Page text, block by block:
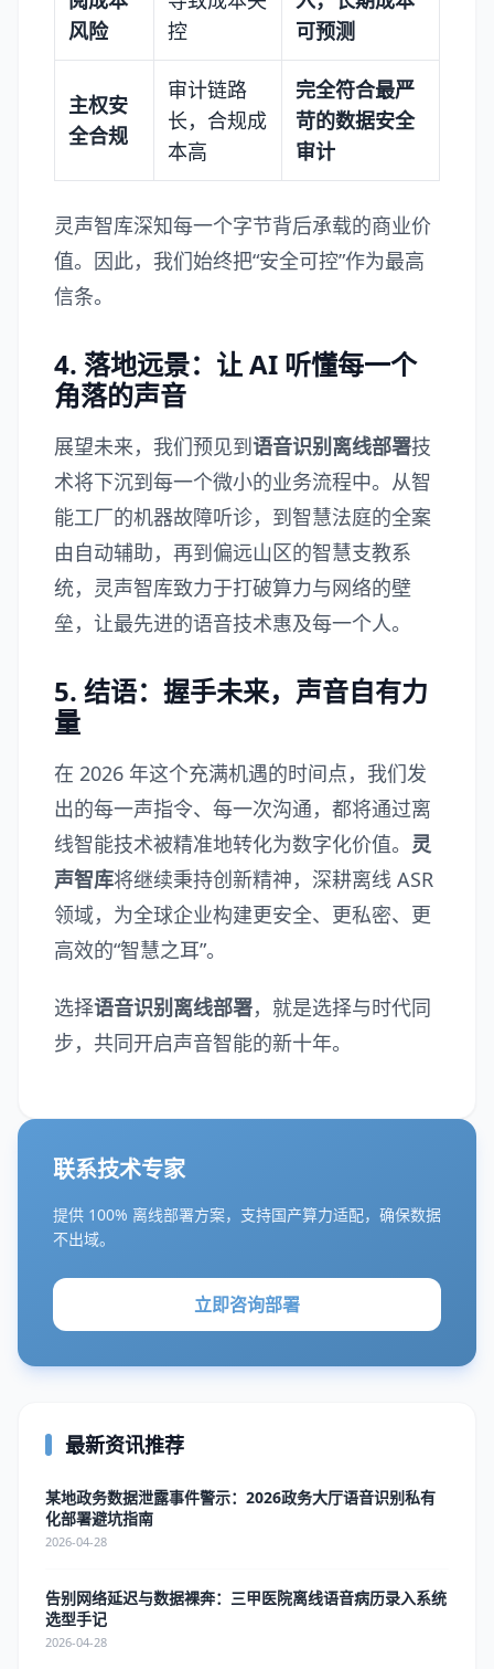
风险
控
可预测
主权安
全合规
审计链路
长，合规成
本高
完全符合最严
苛的数据安全
审计
灵声智库深知每一个字节背后承载的商业价
值。因此，我们始终把“安全可控”作为最高
信条。
4. 落地远景：让 AI 听懂每一个
角落的声音
展望未来，我们预见到语音识别离线部署技
术将下沉到每一个微小的业务流程中。从智
能工厂的机器故障听诊，到智慧法庭的全案
由自动辅助，再到偏远山区的智慧支教系
统，灵声智库致力于打破算力与网络的壁
垒，让最先进的语音技术惠及每一个人。
5. 结语：握手未来，声音自有力
量
在 2026 年这个充满机遇的时间点，我们发
出的每一声指令、每一次沟通，都将通过离
线智能技术被精准地转化为数字化价值。 灵
声智库将继续秉持创新精神，深耕离线 ASR
领域，为全球企业构建更安全、更私密、更
高效的“智慧之耳”。
选择语音识别离线部署，就是选择与时代同
步，共同开启声音智能的新十年。
联系技术专家
提供 100% 离线部署方案，支持国产算力适配，确保数据
不出域。
立即咨询部署
最新资讯推荐
某地政务数据泄露事件警示：2026政务大厅语音识别私有
化部署避坑指南
2026-04-28
告别网络延迟与数据裸奔：三甲医院离线语音病历录入系统
选型手记
2026-04-28